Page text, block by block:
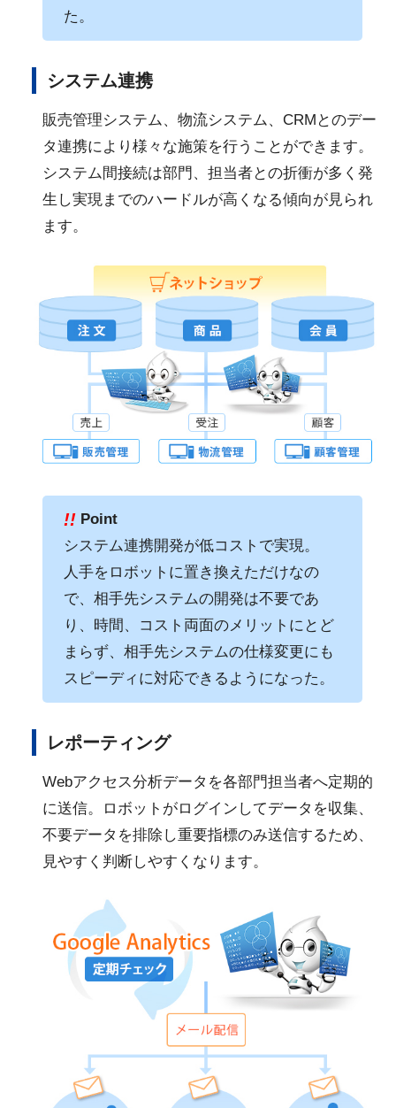
た。
システム連携
販売管理システム、物流システム、CRMとのデー
タ連携により様々な施策を行うことができます。
システム間接続は部門、担当者との折衝が多く発
生し実現までのハードルが高くなる傾向が見られ
ます。
!! Point
システム連携開発が低コストで実現。
人手をロボットに置き換えただけなの
で、相手先システムの開発は不要であ
り、時間、コスト両面のメリットにとど
まらず、相手先システムの仕様変更にも
スピーディに対応できるようになった。
レポーティング
Webアクセス分析データを各部門担当者へ定期的
に送信。ロボットがログインしてデータを収集、
不要データを排除し重要指標のみ送信するため、
見やすく判断しやすくなります。